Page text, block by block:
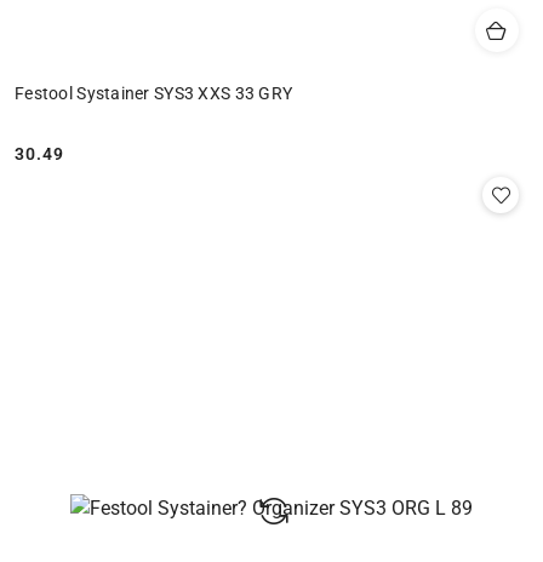
Festool Systainer SYS3 XXS 33 GRY
Cena:
30.49